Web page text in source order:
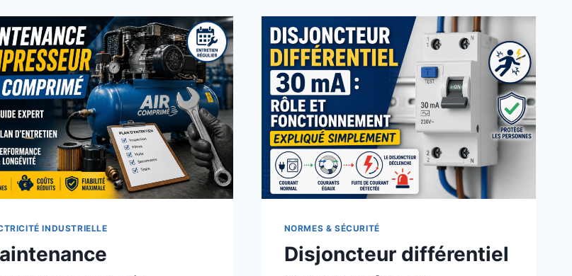
TYPES
ET
MAINTENANCE
EN
INDUSTRIE
LES
DÉTECTER
ET
LES
ÉLIMINER
EFFICACEMENT
EN
INDUSTRIE
INDUSTRIELLE NORMES & SÉCURITÉ
Disjoncteur différentiel